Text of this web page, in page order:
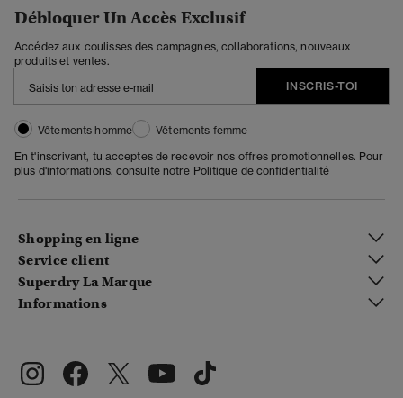
Débloquer Un Accès Exclusif
Accédez aux coulisses des campagnes, collaborations, nouveaux
produits et ventes.
INSCRIS-TOI
Vêtements homme
Vêtements femme
En t'inscrivant, tu acceptes de recevoir nos offres promotionnelles. Pour
plus d'informations, consulte notre Politique de confidentialité
Shopping en ligne
Service client
Superdry La Marque
Informations